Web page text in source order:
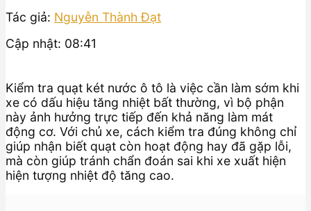
Tác giả: Nguyễn Thành Đạt
Cập nhật: 08:41
Kiểm tra quạt két nước ô tô là việc cần làm sớm khi
xe có dấu hiệu tăng nhiệt bất thường, vì bộ phận
này ảnh hưởng trực tiếp đến khả năng làm mát
động cơ. Với chủ xe, cách kiểm tra đúng không chỉ
giúp nhận biết quạt còn hoạt động hay đã gặp lỗi,
mà còn giúp tránh chẩn đoán sai khi xe xuất hiện
hiện tượng nhiệt độ tăng cao.